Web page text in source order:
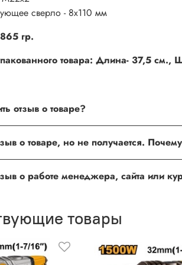
сверло - 8х110 мм
гр.
товара: Длина- 37,5 см.,
отзыв о товаре?
модерацию.
о товаре, но не получается.
; ingco.spb@mail.ru
о работе менеджера, сайта или
магазине или работе продавца
покупке
товары